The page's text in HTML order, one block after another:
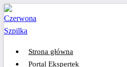
Przejdź
do
treści
Strona główna
Portal Ekspertek